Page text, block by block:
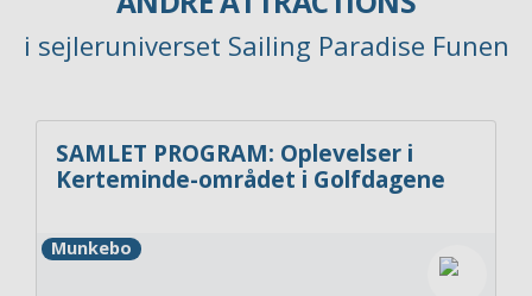
i sejleruniverset Sailing Paradise Funen
SAMLET PROGRAM: Oplevelser i
Kerteminde-området i Golfdagene
Munkebo